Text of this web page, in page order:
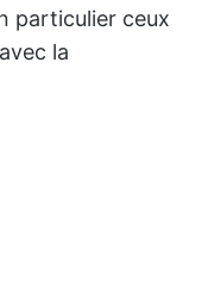
particulier ceux
la